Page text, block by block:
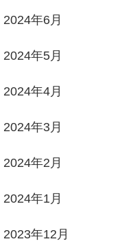
2024年6月
2024年5月
2024年4月
2024年3月
2024年2月
2024年1月
2023年12月